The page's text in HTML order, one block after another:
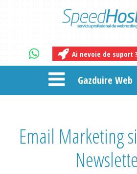
Ai nevoie de suport ?
Gazduire Web
Email Marketing